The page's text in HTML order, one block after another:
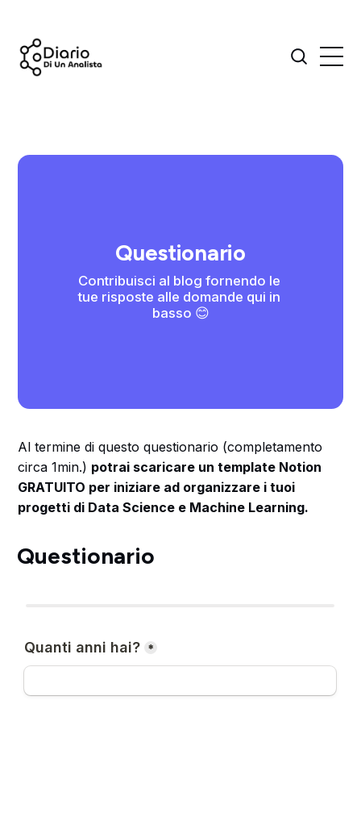
Questionario
Contribuisci al blog fornendo le
tue risposte alle domande qui in
basso 😊
Al termine di questo questionario (completamento
circa 1min.) potrai scaricare un template Notion
GRATUITO per iniziare ad organizzare i tuoi
progetti di Data Science e Machine Learning.
Questionario